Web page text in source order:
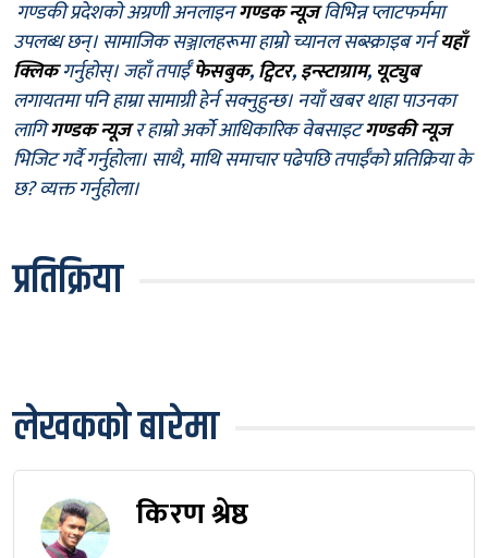
गण्डकी प्रदेशको अग्रणी अनलाइनगण्डक न्यूजविभिन्न प्लाटफर्ममा
उपलब्ध छन्। सामाजिक सञ्जालहरूमा हाम्रो च्यानल सब्स्क्राइब गर्नयहाँ
क्लिकगर्नुहोस्। जहाँ तपाईँफेसबुक,ट्विटर,इन्स्टाग्राम, यूट्युब
लगायतमा पनि हाम्रा सामाग्री हेर्न सक्नुहुन्छ। नयाँ खबर थाहा पाउनका
लागिगण्डक न्यूजर हाम्रो अर्को आधिकारिक वेबसाइटगण्डकी न्यूज
भिजिट गर्दै गर्नुहोला। साथै, माथि समाचार पढेपछि तपाईँको प्रतिक्रिया के
छ? व्यक्त गर्नुहोला।
प्रतिक्रिया
लेखकको बारेमा
किरण श्रेष्ठ